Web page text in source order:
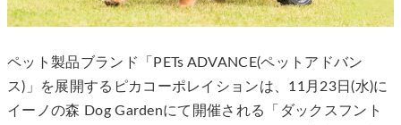
ペット製品ブランド「PETs ADVANCE(ペットアドバン
ス)」を展開するピカコーポレイションは、11月23日(水)に
イーノの森 Dog Gardenにて開催される「ダックスフント